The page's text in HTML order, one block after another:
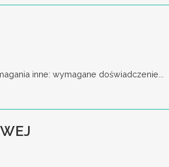
inne: wymagane doświadczenie...